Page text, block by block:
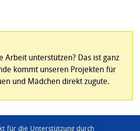
Arbeit unterstützen? Das ist ganz
kommt unseren Projekten für
und Mädchen direkt zugute.
für die Unterstützung durch